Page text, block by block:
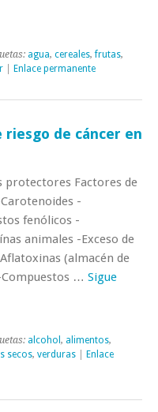
agua, cereales,frutas,
Enlace permanente
de cáncer en
protectores Factores de
-
fenólicos -
animales -Exceso de
(almacén de
Compuestos … Sigue
alcohol , alimentos,
secos, verduras
Enlace